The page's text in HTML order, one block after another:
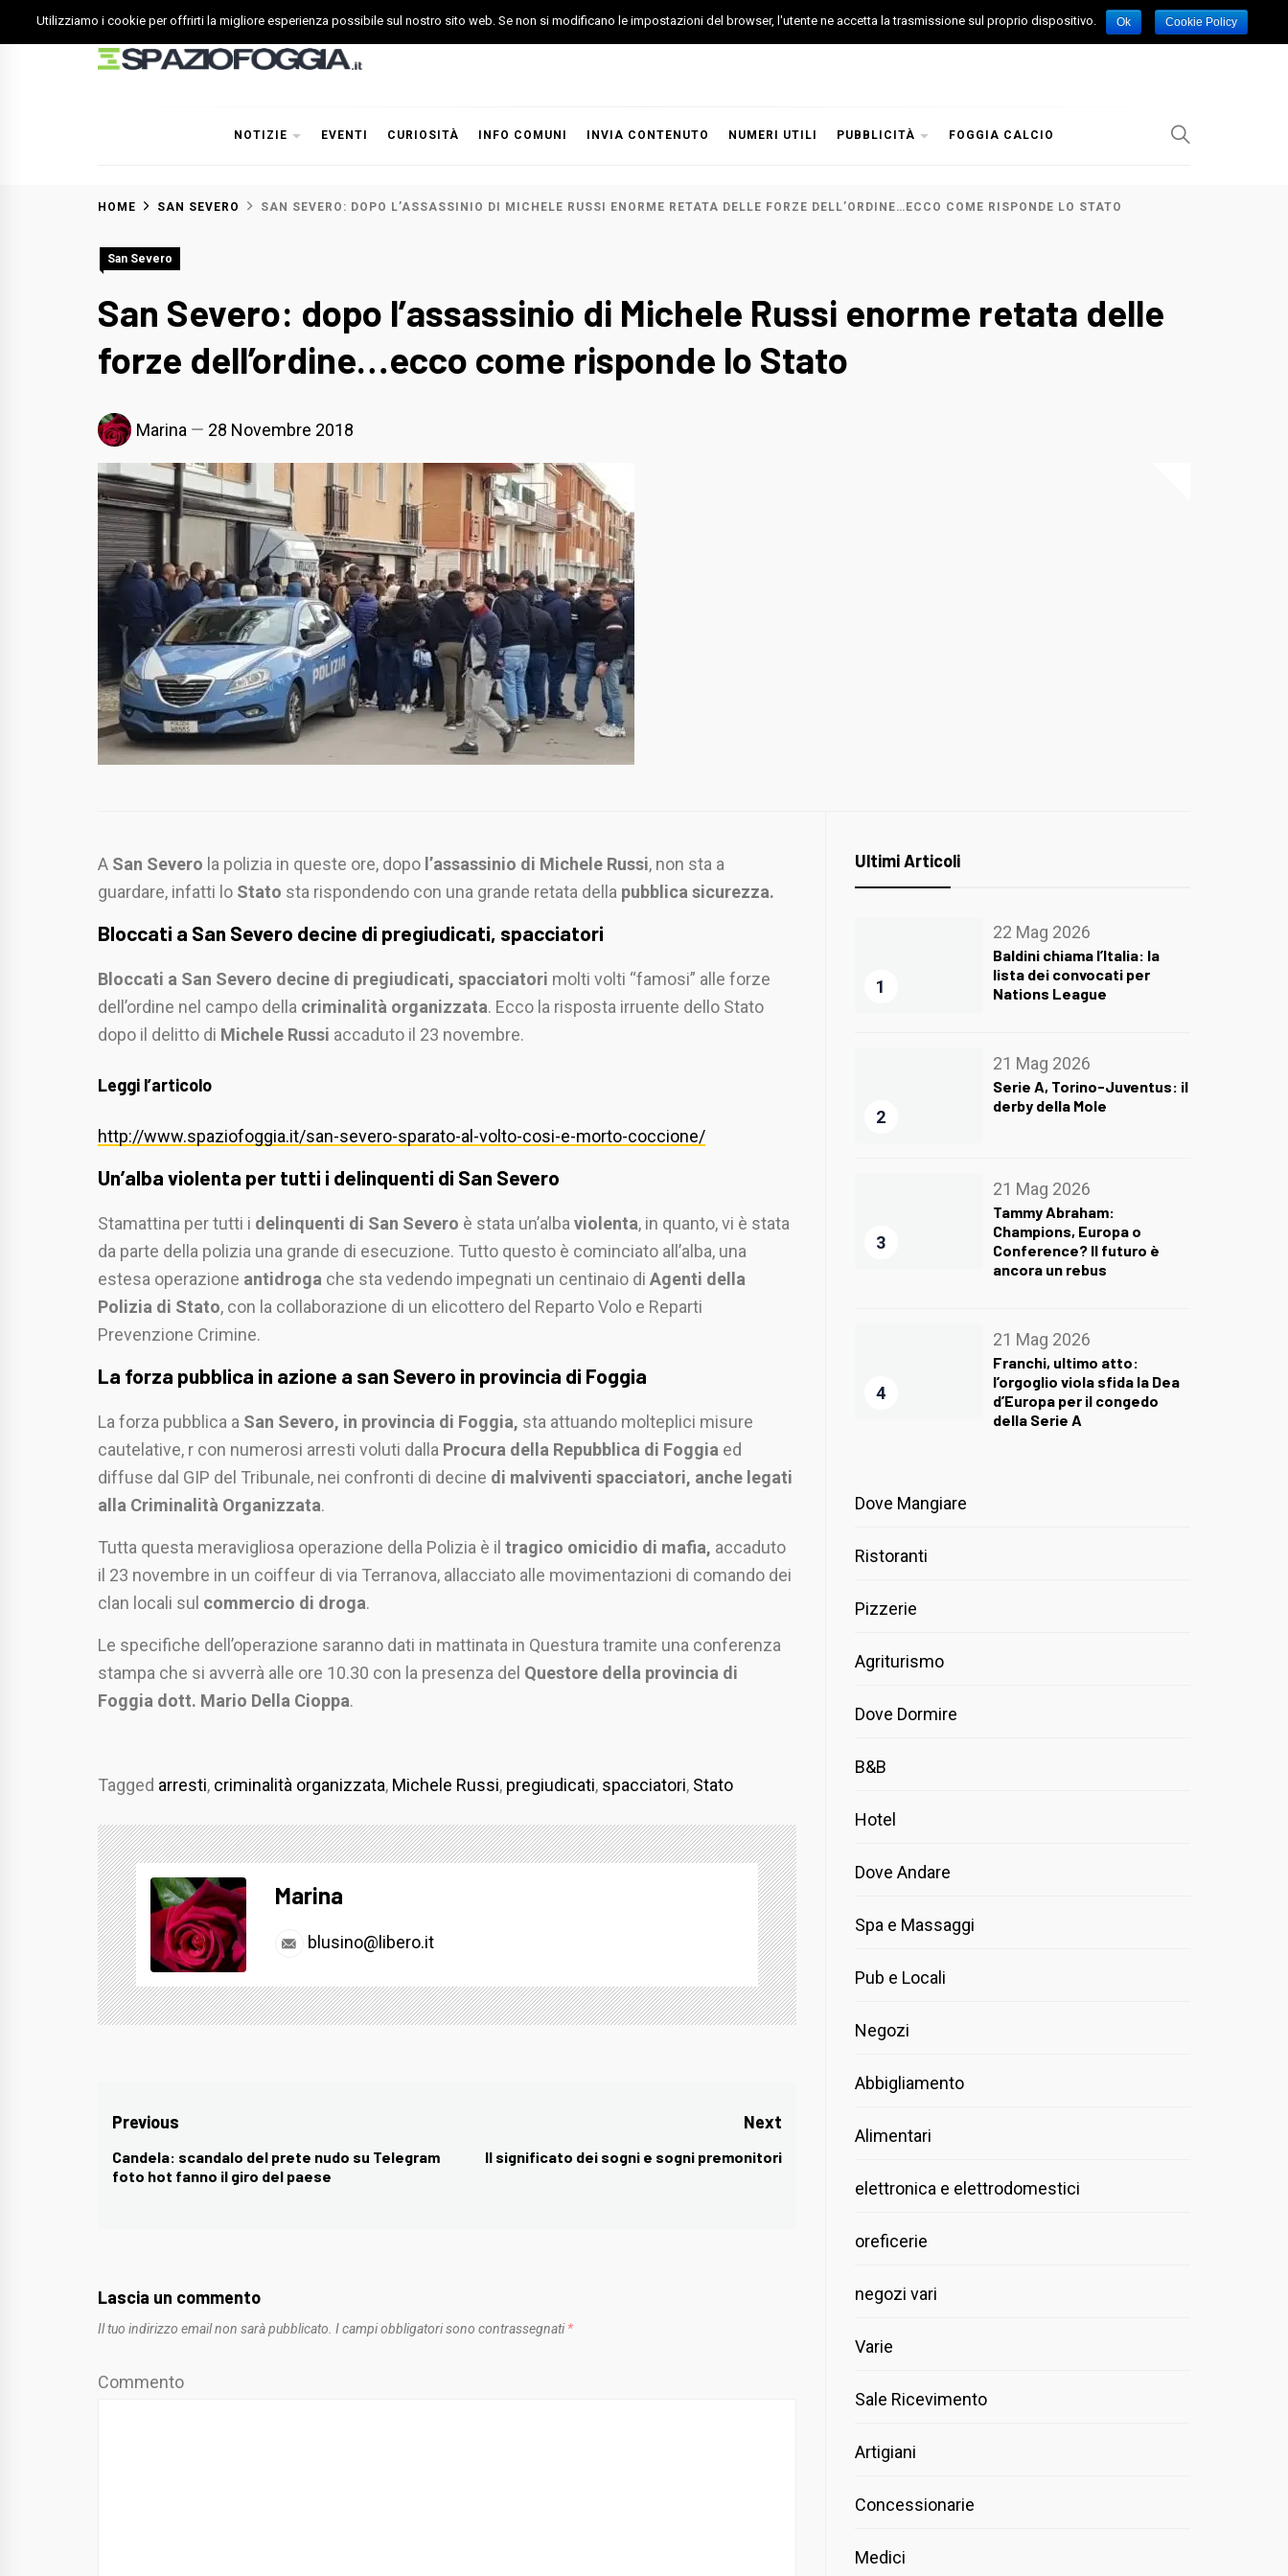
to
NOTIZIE EVENTI CURIOSITÀ INFO COMUNI INVIA CONTENUTO NUMERI UTILI PUBBLICITÀ FOGGIA CALCIO
HOME SAN SEVERO SAN SEVERO: DOPO L’ASSASSINIO DI MICHELE RUSSI ENORME RETATA DELLE FORZE DELL’ORDINE…ECCO COME RISPONDE LO STATO
San Severo
San Severo: dopo l’assassinio di Michele Russi enorme retata delle
forze dell’ordine…ecco come risponde lo Stato
Marina 28 Novembre 2018
A San Severo la polizia in queste ore, dopo l’assassinio di Michele Russi, non sta a
guardare, infatti lo Stato sta rispondendo con una grande retata della pubblica sicurezza.
Bloccati a San Severo decine di pregiudicati, spacciatori
Bloccati a San Severo decine di pregiudicati, spacciatori molti volti “famosi” alle forze
dell’ordine nel campo della criminalità organizzata. Ecco la risposta irruente dello Stato
dopo il delitto di Michele Russi accaduto il 23 novembre.
Leggi l’articolo
http://www.spaziofoggia.it/san-severo-sparato-al-volto-cosi-e-morto-coccione/
Un’alba violenta per tutti i delinquenti di San Severo
Stamattina per tutti i delinquenti di San Severo è stata un’alba violenta, in quanto, vi è stata
da parte della polizia una grande di esecuzione. Tutto questo è cominciato all’alba, una
estesa operazione antidroga che sta vedendo impegnati un centinaio di Agenti della
Polizia di Stato, con la collaborazione di un elicottero del Reparto Volo e Reparti
Prevenzione Crimine.
La forza pubblica in azione a san Severo in provincia di Foggia
La forza pubblica a San Severo, in provincia di Foggia, sta attuando molteplici misure
cautelative, r con numerosi arresti voluti dalla Procura della Repubblica di Foggia ed
diffuse dal GIP del Tribunale, nei confronti di decine di malviventi spacciatori, anche legati
alla Criminalità Organizzata.
Tutta questa meravigliosa operazione della Polizia è il tragico omicidio di mafia, accaduto
il 23 novembre in un coiffeur di via Terranova, allacciato alle movimentazioni di comando dei
clan locali sul commercio di droga.
Le specifiche dell’operazione saranno dati in mattinata in Questura tramite una conferenza
stampa che si avverrà alle ore 10.30 con la presenza del Questore della provincia di
Foggia dott. Mario Della Cioppa.
Tagged arresti, criminalità organizzata, Michele Russi, pregiudicati, spacciatori, Stato
Marina
blusino@libero.it
Navigazione
articoli
Previous
Previous
post:
Candela: scandalo del prete nudo su Telegram
foto hot fanno il giro del paese
Next
Next
Il significato dei sogni e sogni premonitori
Lascia un commento
Il tuo indirizzo email non sarà pubblicato. I campi obbligatori sono contrassegnati *
Commento
Ultimi Articoli
1
22 Mag 2026
Baldini chiama l’Italia: la
lista dei convocati per
Nations League
2
21 Mag 2026
Serie A, Torino-Juventus: il
derby della Mole
3
21 Mag 2026
Tammy Abraham:
Champions, Europa o
Conference? Il futuro è
ancora un rebus
4
21 Mag 2026
Franchi, ultimo atto:
l’orgoglio viola sfida la Dea
d’Europa per il congedo
della Serie A
Dove Mangiare
Ristoranti
Pizzerie
Agriturismo
Dove Dormire
B&B
Hotel
Dove Andare
Spa e Massaggi
Pub e Locali
Negozi
Abbigliamento
Alimentari
elettronica e elettrodomestici
oreficerie
negozi vari
Varie
Sale Ricevimento
Artigiani
Concessionarie
Medici
Utilizziamo i cookie per offrirti la migliore esperienza possibile sul nostro sito web. Se non si modificano le impostazioni del browser, l'utente ne accetta la trasmissione sul proprio dispositivo. Ok Cookie Policy